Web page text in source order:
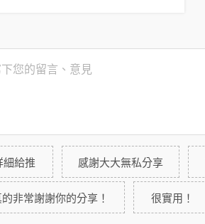
細給推 感謝大大無私分享
非常謝謝你的分享！ 很實用！